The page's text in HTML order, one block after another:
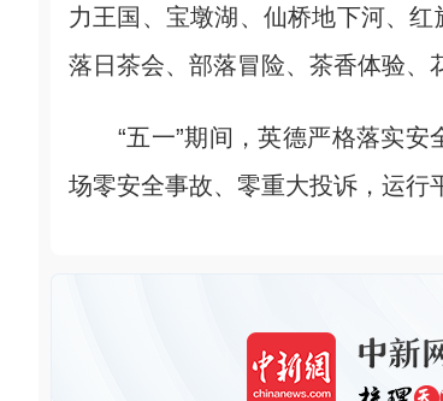
力王国、宝墩湖、仙桥地下河、
落日茶会、部落冒险、茶香体验、
“五一”期间，英德严格落实安
场零安全事故、零重大投诉，运行